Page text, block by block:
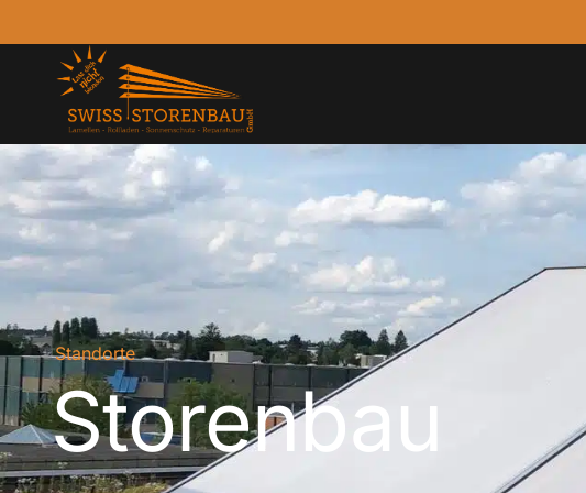
Standorte
Storenbau